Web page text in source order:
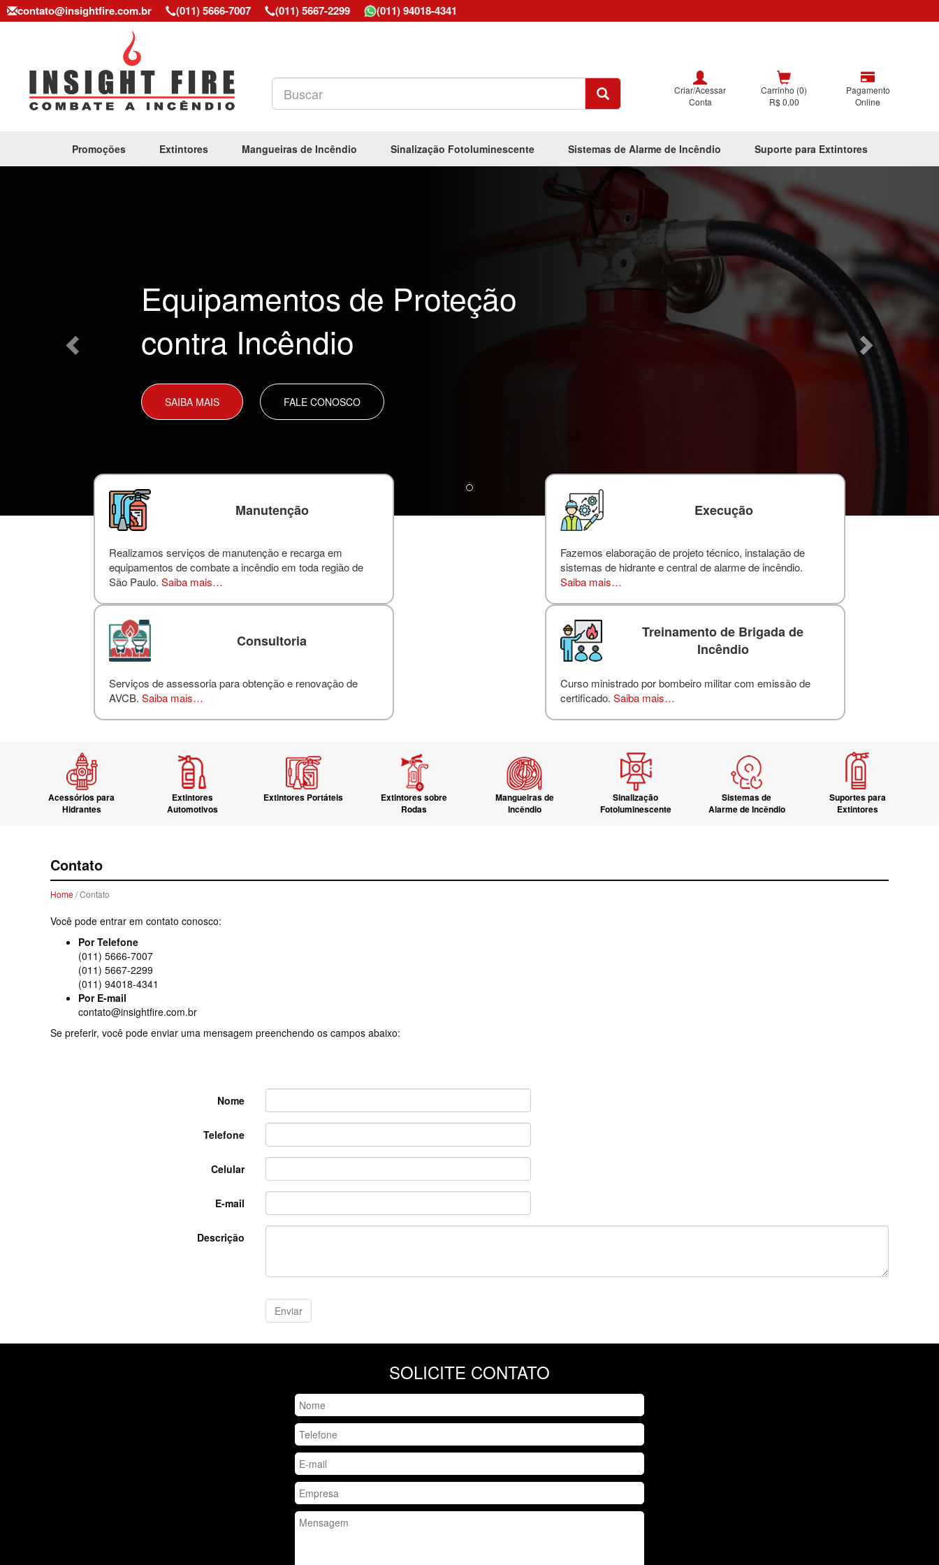
contato@insightfire.com.br (011) 5666-7007 (011) 5667-2299 (011) 94018-4341
Criar/Acessar
Conta
Carrinho (0)
R$ 0,00
Pagamento
Online
Promoções Extintores Mangueiras de Incêndio Sinalização Fotoluminescente Sistemas de Alarme de Incêndio Suporte para Extintores
Equipamentos de Proteção
contra Incêndio
SAIBA MAIS FALE CONOSCO
Manutenção
Realizamos serviços de manutenção e recarga em
equipamentos de combate a incêndio em toda região de
São Paulo.Saiba mais…
Execução
Fazemos elaboração de projeto técnico, instalação de
sistemas de hidrante e central de alarme de incêndio.
Saiba mais…
Consultoria
Serviços de assessoria para obtenção e renovação de
AVCB.Saiba mais…
Treinamento de Brigada de
Incêndio
Curso ministrado por bombeiro militar com emissão de
certificado. Saiba mais…
Acessórios para
Hidrantes
Extintores
Automotivos
Extintores Portáteis
Extintores sobre
Rodas
Mangueiras de
Incêndio
Sinalização
Fotoluminescente
Sistemas de
Alarme de Incêndio
Suportes para
Extintores
Contato
Home/ Contato
Você pode entrar em contato conosco:
Por Telefone
(011) 5666-7007
(011) 5667-2299
(011) 94018-4341
Por E-mail
contato@insightfire.com.br
Se preferir, você pode enviar uma mensagem preenchendo os campos abaixo:
Nome
Telefone
Celular
E-mail
Descrição
SOLICITE CONTATO